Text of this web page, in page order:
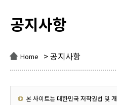
공지사항
Home > 공지사항
본 사이트는 대한민국 저작권법 및